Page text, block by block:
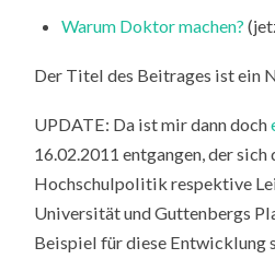
Warum Doktor machen?
Der Titel des Beitrages ist ein
UPDATE: Da ist mir dann doch
16.02.2011 entgangen, der sich
Hochschulpolitik respektive
Universität und Guttenbergs
Beispiel für diese Entwicklung